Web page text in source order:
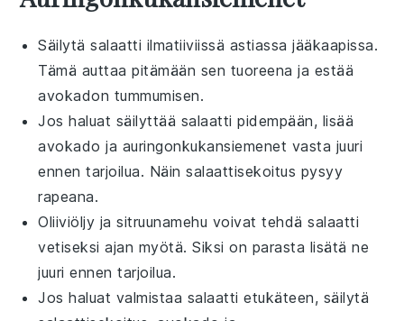
Säilytäsalaatti ilmatiiviissä astiassa jääkaapissa.
Tämä auttaa pitämään sen tuoreena ja estää
avokadon tummumisen.
Jos haluat säilyttää salaatti pidempään, lisää
avokado ja auringonkukansiemenet vasta juuri
ennen tarjoilua. Näinsalaattisekoitus pysyy
rapeana.
Oliiviöljy jasitruunamehu voivat tehdäsalaatti
vetiseksi ajan myötä. Siksi on parasta lisätä ne
juuri ennen tarjoilua.
Jos haluat valmistaa salaatti etukäteen, säilytä